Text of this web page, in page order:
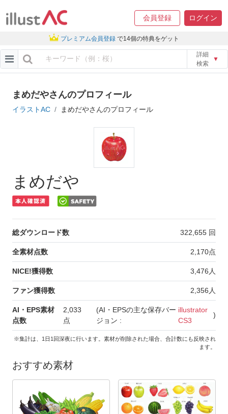
会員登録 ログイン
プレミアム会員登録 で14個の特典をゲット
詳細
検索
▼
まめだやさんのプロフィール
イラストAC まめだやさんのプロフィール
まめだや
総ダウンロード数 322,655 回
全素材点数 2,170点
NICE!獲得数 3,476 人
ファン獲得数 2,356 人
AI・EPS素材
点数
2,033
点
(AI・EPSの主な保存バー
ジョン :
illustrator
CS3
)
※集計は、1日1回深夜に行います。素材が削除された場合、合計数にも反映され
ます。
おすすめ素材